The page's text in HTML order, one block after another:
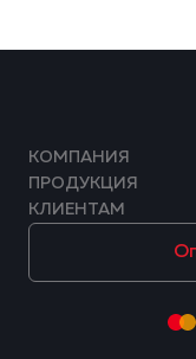
КОМПАНИЯ
ПРОДУКЦИЯ
КЛИЕНТАМ